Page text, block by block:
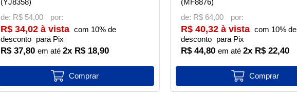
de: R$ 54,00
R$ 37,80 2x R$ 18,90
R$ 34,02 à vista com 10% de
desconto para Pix
de: R$ 64,00
R$ 44,80 2x R$ 22,40
R$ 40,32 à vista com 10% de
desconto para Pix